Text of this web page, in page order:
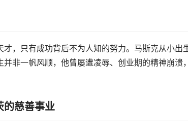
，只有成功背后不为人知的努力。马斯克从小出
非一帆风顺，他曾屡遭凌辱、创业期的精神崩溃
的慈善事业